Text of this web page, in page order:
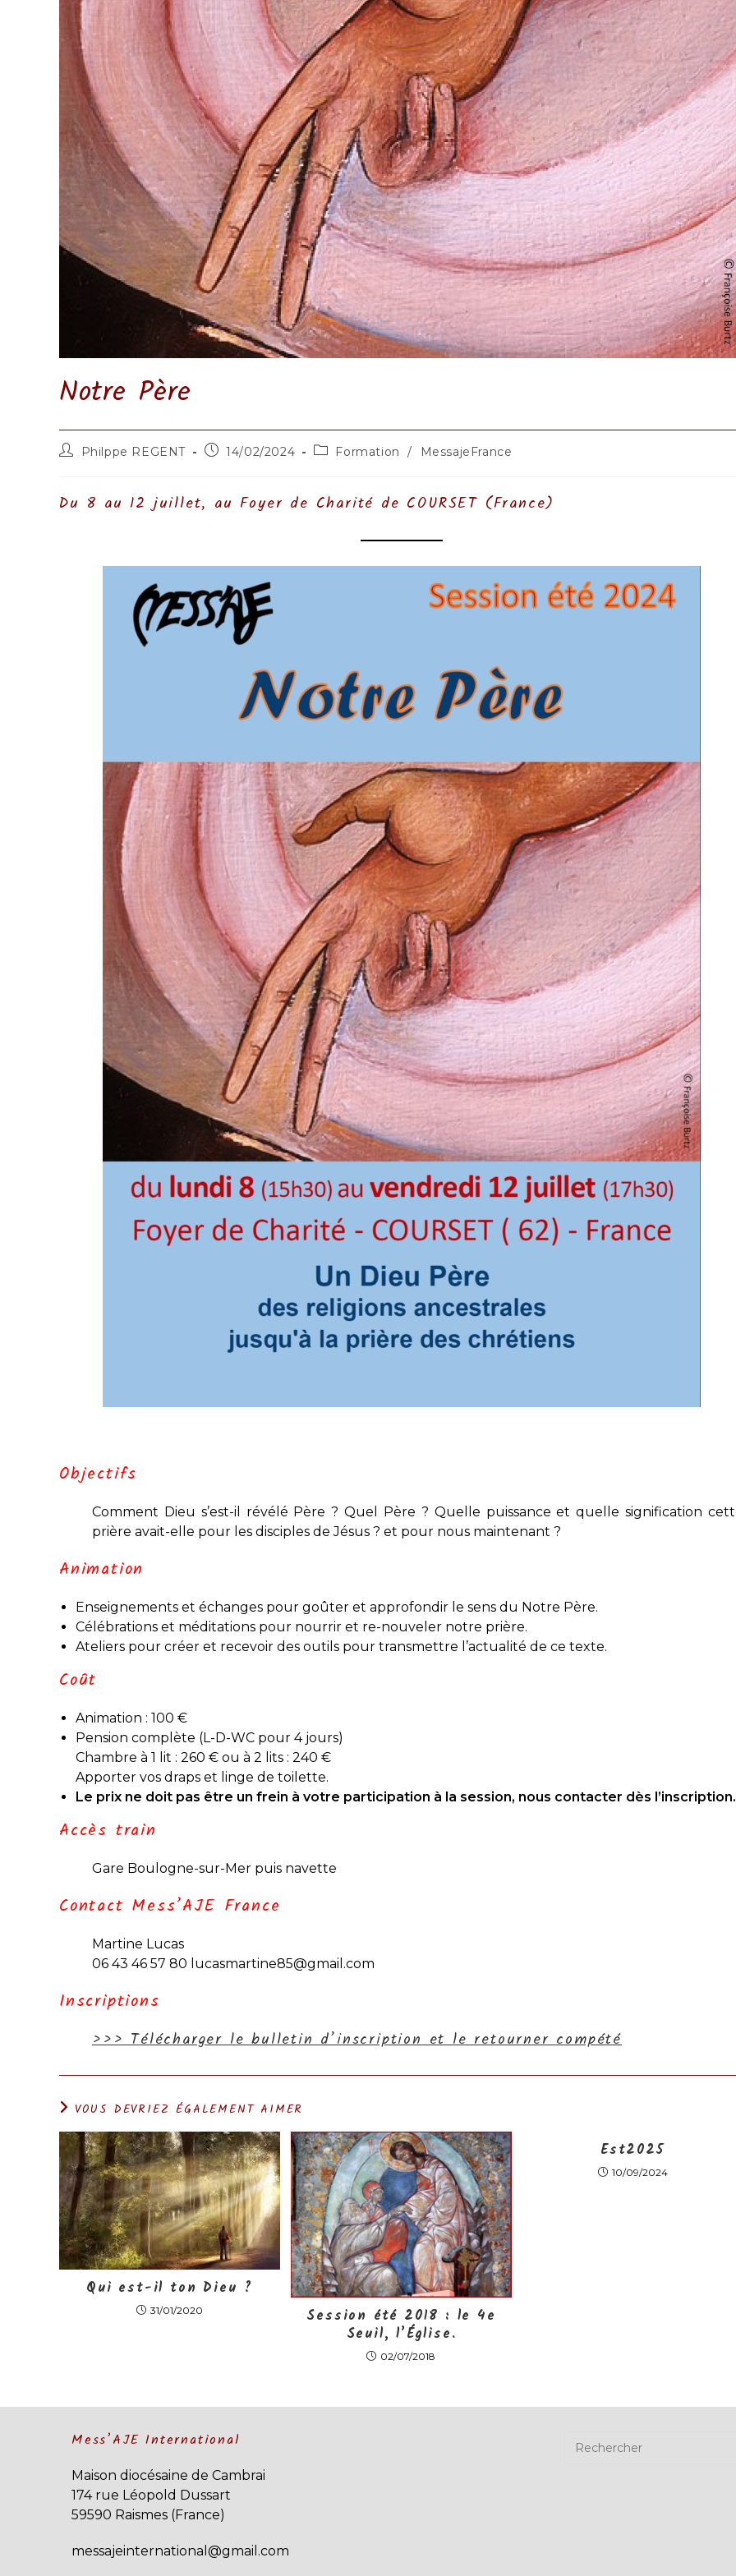
Notre Père
Auteur/autrice
publication :
Philppe REGENT
Publication
14/02/2024
PostFormation / MessajeFrance
Du 8 au 12 juillet, au Foyer de Charité de COURSET (France)
Objectifs
Comment Dieu s’est-il révélé Père ? Quel Père ? Quelle puissance et quelle signification
prière avait-elle pour les disciples de Jésus ? et pour nous maintenant ?
Animation
Enseignements et échanges pour goûter et approfondir le sens du Notre Père.
Célébrations et méditations pour nourrir et re-nouveler notre prière.
Ateliers pour créer et recevoir des outils pour transmettre l’actualité de ce texte.
Coût
Animation : 100 €
Pension complète (L-D-WC pour 4 jours)
Chambre à 1 lit : 260 € ou à 2 lits : 240 €
Apporter vos draps et linge de toilette.
Le prix ne doit pas être un frein à votre participation à la session, nous contacter dès l’inscription.
Accès train
Gare Boulogne-sur-Mer puis navette
Contact Mess’AJE France
Martine Lucas
06 43 46 57 80 lucasmartine85@gmail.com
Inscriptions
>>> Télécharger le bulletin d’inscription et le retourner compété
VOUS DEVRIEZ ÉGALEMENT AIMER
Qui est-il ton Dieu ?
31/01/2020
Session été 2018 : le 4e
Seuil, l’Église.
02/07/2018
Est2025
10/09/2024
Mess’AJE International
Maison diocésaine de Cambrai
174 rue Léopold Dussart
59590 Raismes (France)
messajeinternational@gmail.com